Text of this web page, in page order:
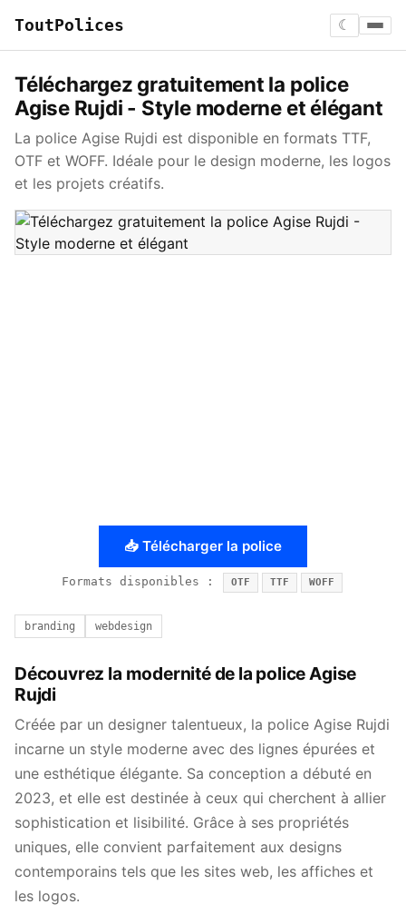
ToutPolices ☾
Téléchargez gratuitement la police
Agise Rujdi - Style moderne et élégant
La police Agise Rujdi est disponible en formats TTF,
OTF et WOFF. Idéale pour le design moderne, les logos
et les projets créatifs.
📥 Télécharger la police
Formats disponibles : OTF TTF WOFF
branding webdesign
Découvrez la modernité de la police Agise
Rujdi
Créée par un designer talentueux, la police Agise Rujdi
incarne un style moderne avec des lignes épurées et
une esthétique élégante. Sa conception a débuté en
2023, et elle est destinée à ceux qui cherchent à allier
sophistication et lisibilité. Grâce à ses propriétés
uniques, elle convient parfaitement aux designs
contemporains tels que les sites web, les affiches et
les logos.